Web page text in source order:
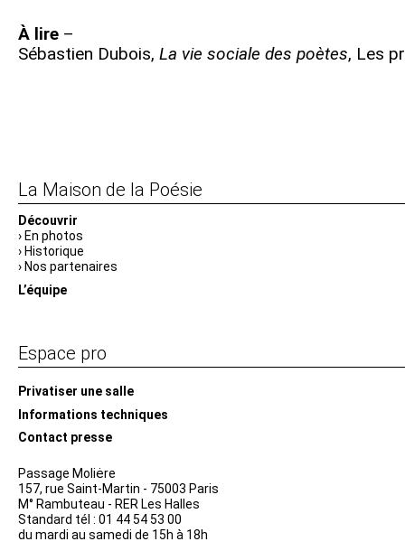
À lire –
Sébastien Dubois, La vie sociale des poètes, Les
La Maison de la Poésie
Découvrir
En photos
Historique
Nos partenaires
L’équipe
Espace pro
Privatiser une salle
Informations techniques
Contact presse
Passage Moliėre
157, rue Saint-Martin - 75003 Paris
M° Rambuteau - RER Les Halles
Standard tél : 01 44 54 53 00
du mardi au samedi de 15h à 18h